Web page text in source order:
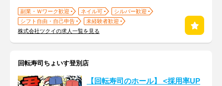
副業・Ｗワーク歓迎 ネイル可
シルバー歓迎
シフト自由・自己申告
未経験者歓迎
株式会社ツクイの求人一覧を見る
回転寿司ちょいす登別店
【回転寿司のホール】 <採用率UP